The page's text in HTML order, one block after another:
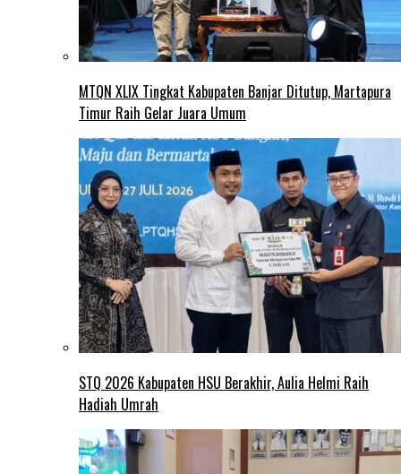
MTQN XLIX Tingkat Kabupaten Banjar Ditutup, Martapura
Timur Raih Gelar Juara Umum
STQ 2026 Kabupaten HSU Berakhir, Aulia Helmi Raih
Hadiah Umrah